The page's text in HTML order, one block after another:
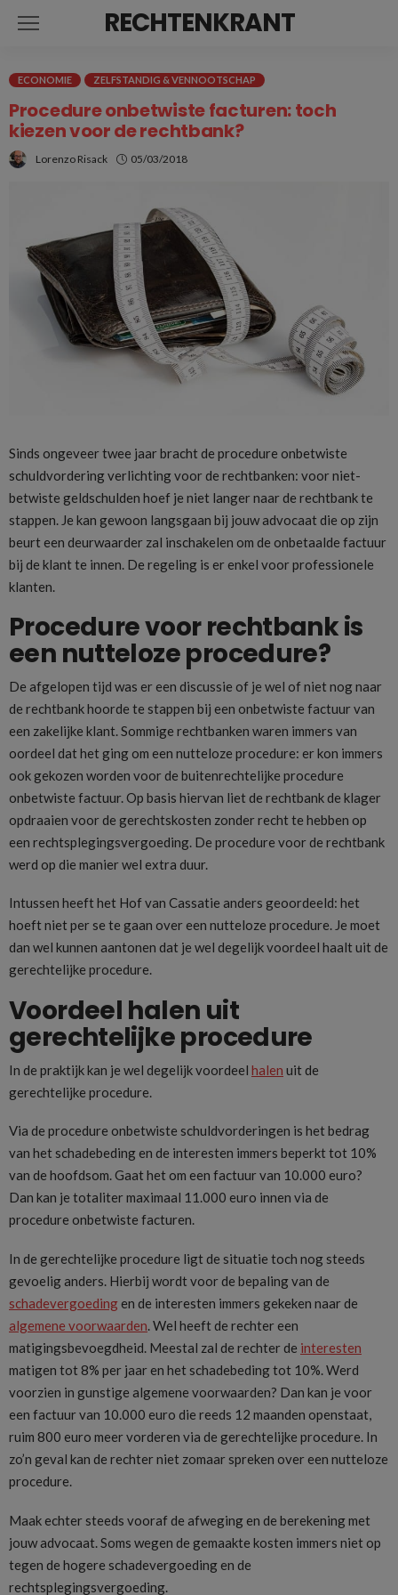
RECHTENKRANT
ECONOMIE ZELFSTANDIG & VENNOOTSCHAP
Procedure onbetwiste facturen: toch
kiezen voor de rechtbank?
Lorenzo Risack 05/03/2018
Sinds ongeveer twee jaar bracht de procedure onbetwiste
schuldvordering verlichting voor de rechtbanken: voor niet-
betwiste geldschulden hoef je niet langer naar de rechtbank te
stappen. Je kan gewoon langsgaan bij jouw advocaat die op zijn
beurt een deurwaarder zal inschakelen om de onbetaalde factuur
bij de klant te innen. De regeling is er enkel voor professionele
klanten.
Procedure voor rechtbank is
een nutteloze procedure?
De afgelopen tijd was er een discussie of je wel of niet nog naar
de rechtbank hoorde te stappen bij een onbetwiste factuur van
een zakelijke klant. Sommige rechtbanken waren immers van
oordeel dat het ging om een nutteloze procedure: er kon immers
ook gekozen worden voor de buitenrechtelijke procedure
onbetwiste factuur. Op basis hiervan liet de rechtbank de klager
opdraaien voor de gerechtskosten zonder recht te hebben op
een rechtsplegingsvergoeding. De procedure voor de rechtbank
werd op die manier wel extra duur.
Intussen heeft het Hof van Cassatie anders geoordeeld: het
hoeft niet per se te gaan over een nutteloze procedure. Je moet
dan wel kunnen aantonen dat je wel degelijk voordeel haalt uit de
gerechtelijke procedure.
Voordeel halen uit
gerechtelijke procedure
In de praktijk kan je wel degelijk voordeel halen uit de
gerechtelijke procedure.
Via de procedure onbetwiste schuldvorderingen is het bedrag
van het schadebeding en de interesten immers beperkt tot 10%
van de hoofdsom. Gaat het om een factuur van 10.000 euro?
Dan kan je totaliter maximaal 11.000 euro innen via de
procedure onbetwiste facturen.
In de gerechtelijke procedure ligt de situatie toch nog steeds
gevoelig anders. Hierbij wordt voor de bepaling van de
schadevergoedingen de interesten immers gekeken naar de
algemene voorwaarden. Wel heeft de rechter een
matigingsbevoegdheid. Meestal zal de rechter de interesten
matigen tot 8% per jaar en het schadebeding tot 10%. Werd
voorzien in gunstige algemene voorwaarden? Dan kan je voor
een factuur van 10.000 euro die reeds 12 maanden openstaat,
ruim 800 euro meer vorderen via de gerechtelijke procedure. In
zo’n geval kan de rechter niet zomaar spreken over een nutteloze
procedure.
Maak echter steeds vooraf de afweging en de berekening met
jouw advocaat. Soms wegen de gemaakte kosten immers niet op
tegen de hogere schadevergoeding en de
rechtsplegingsvergoeding.